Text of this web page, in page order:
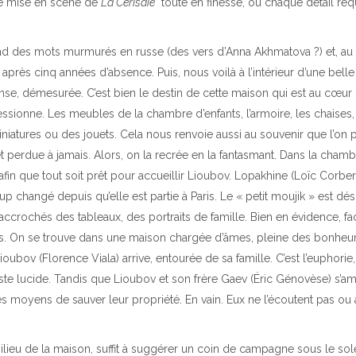
des mots murmurés en russe (des vers d’Anna Akhmatova ?) et,
cinq années d’absence. Puis, nous voilà à l’intérieur d’une
démesurée. C’est bien le destin de cette maison qui est au cœur
Les meubles de la chambre d’enfants, l’armoire, les
ou des jouets. Cela nous renvoie aussi au souvenir que l’on
à jamais. Alors, on la recrée en la fantasmant. Dans la
que tout soit prêt pour accueillir Lioubov. Lopakhine (Loïc
changé depuis qu’elle est partie à Paris. Le « petit moujik » est
des tableaux, des portraits de famille. Bien en évidence,
se trouve dans une maison chargée d’âmes, pleine des
(Florence Viala) arrive, entourée de sa famille. C’est l’euphorie,
lucide. Tandis que Lioubov et son frère Gaev (Éric Génovèse)
moyens de sauver leur propriété. En vain. Eux ne l’écoutent pas ou
de la maison, suffit à suggérer un coin de campagne sous le